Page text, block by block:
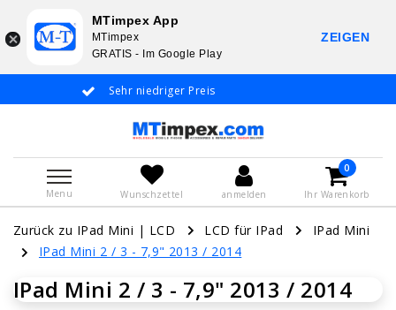
Sehr niedriger Preis
Menu Wunschzettel anmelden
0
Ihr Warenkorb
Zurück zu IPad Mini | LCD LCD für IPad
IPad Mini
IPad Mini 2 / 3 - 7,9" 2013 / 2014
IPad Mini 2 / 3 - 7,9" 2013 / 2014
MTimpex App
MTimpex
GRATIS - Im Google Play
ZEIGEN